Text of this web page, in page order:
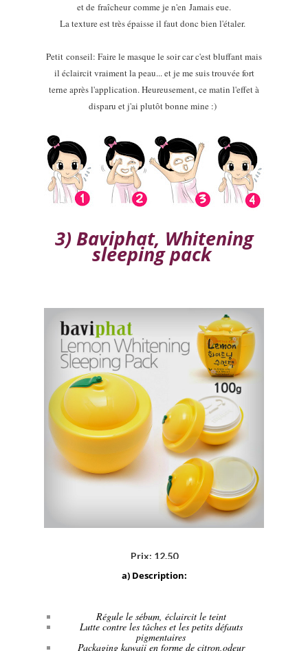
et de fraîcheur comme je n'en Jamais eue.
La texture est très épaisse il faut donc bien l'étaler.
Petit conseil: Faire le masque le soir car c'est bluffant mais
il éclaircit vraiment la peau... et je me suis trouvée fort
terne après l'application. Heureusement, ce matin l'effet à
disparu et j'ai plutôt bonne mine :)
3) Baviphat, Whitening
sleeping pack
Prix: 12.50
a) Description:
Régule le sébum, éclaircit le teint
Lutte contre les tâches et les petits défauts
pigmentaires
Packaging kawaii en forme de citron,odeur